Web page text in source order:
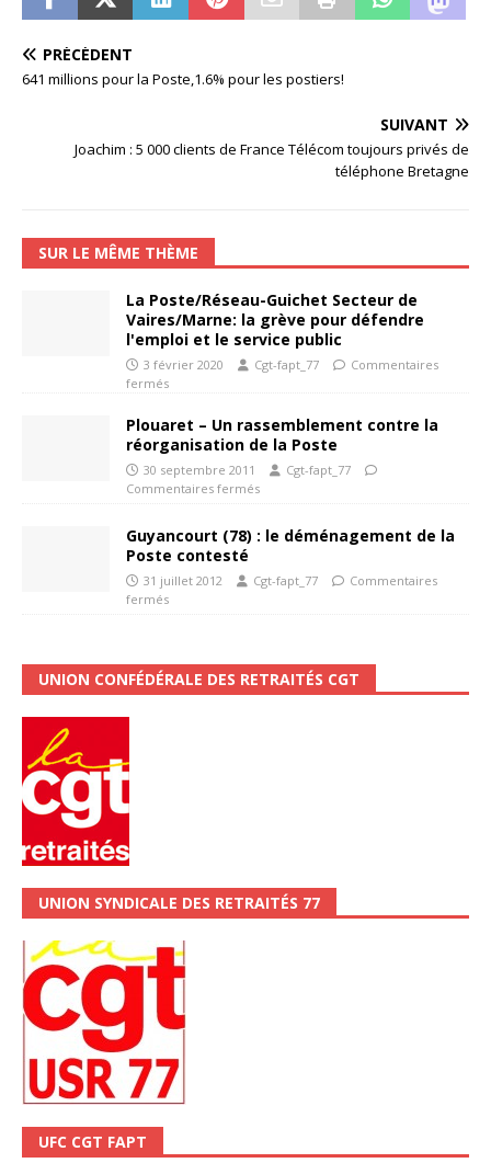
PRÉCÉDENT
641 millions pour la Poste,1.6% pour les postiers!
SUIVANT
Joachim : 5 000 clients de France Télécom toujours privés de
téléphone Bretagne
SUR LE MÊME THÈME
La Poste/Réseau-Guichet Secteur de
Vaires/Marne: la grève pour défendre
l'emploi et le service public
3 février 2020 Cgt-fapt_77
Commentaires
fermés
Plouaret – Un rassemblement contre la
réorganisation de la Poste
30 septembre 2011
Cgt-fapt_77
Commentaires fermés
Guyancourt (78) : le déménagement de la
Poste contesté
31 juillet 2012 Cgt-fapt_77
Commentaires
fermés
UNION CONFÉDÉRALE DES RETRAITÉS CGT
UNION SYNDICALE DES RETRAITÉS 77
UFC CGT FAPT